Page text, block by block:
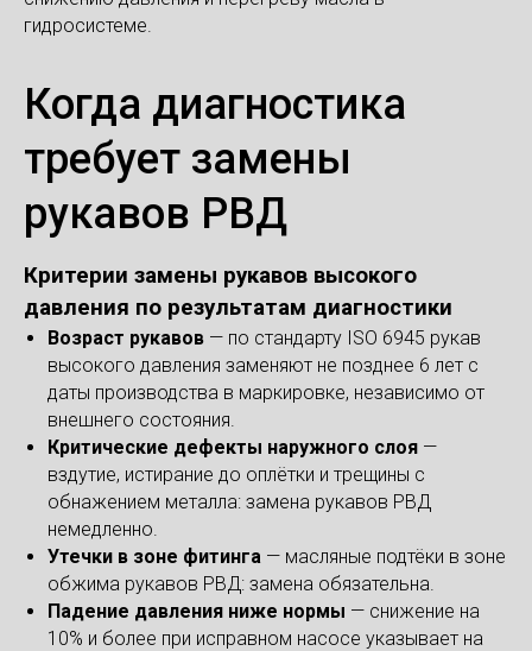
гидросистеме.
Когда диагностика
требует замены
рукавов РВД
Критерии замены рукавов высокого
давления по результатам диагностики
Возраст рукавов — по стандарту ISO 6945 рукав
высокого давления заменяют не позднее 6 лет с
даты производства в маркировке, независимо от
внешнего состояния.
Критические дефекты наружного слоя —
вздутие, истирание до оплётки и трещины с
обнажением металла: замена рукавов РВД
немедленно.
Утечки в зоне фитинга — масляные подтёки в зоне
обжима рукавов РВД: замена обязательна.
Падение давления ниже нормы — снижение на
10% и более при исправном насосе указывает на